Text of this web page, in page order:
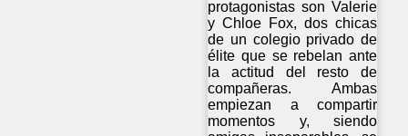
protagonistas son Valerie
y Chloe Fox, dos chicas
de un colegio privado de
élite que se rebelan ante
la actitud del resto de
compañeras. Ambas
empiezan a compartir
momentos y, siendo